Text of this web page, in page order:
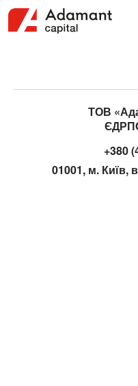
ТОВ
+380
01001, м. Київ,